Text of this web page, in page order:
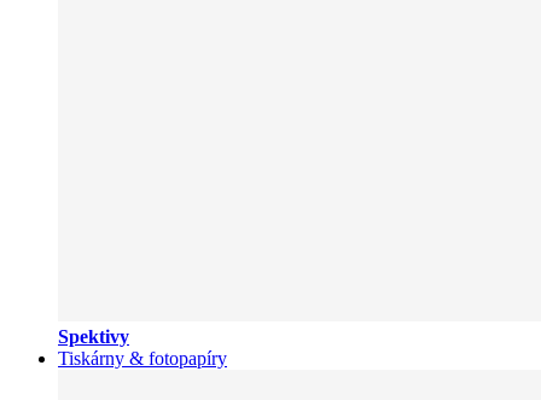
Spektivy
Tiskárny & fotopapíry